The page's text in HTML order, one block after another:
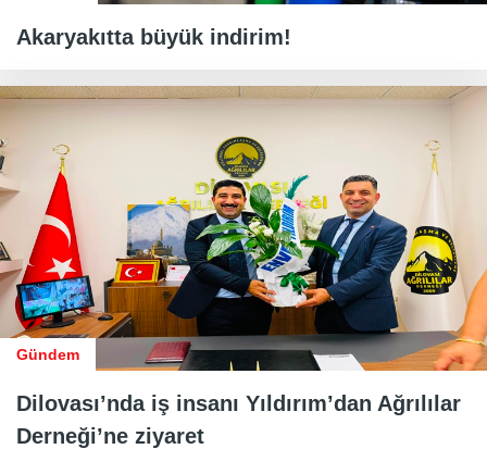
Akaryakıtta büyük indirim!
Gündem
Dilovası’nda iş insanı Yıldırım’dan Ağrılılar
Derneği’ne ziyaret